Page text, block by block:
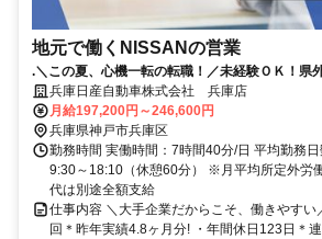
地元で働くNISSANの営業
.＼この夏、心機一転の転職！／未経験ＯＫ！県
る安心な会社！賞与4.8か月分（昨年実績）｜年
兵庫日産自動車株式会社 兵庫店
月給197,200円～246,600円
兵庫県神戸市兵庫区
勤務時間 実働時間：7時間40分/日 平均勤務
9:30～18:10（休憩60分） ※月平均所定外労
代は別途全額支給
仕事内容 ＼大手企業だからこそ、働きやす
回＊昨年実績4.8ヶ月分! ・年間休日123日＊